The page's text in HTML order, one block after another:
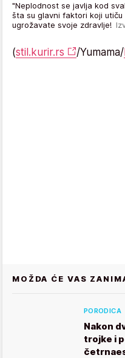
"Neplodnost se javlja kod
šta su glavni faktori koji
ugrožavate svoje zdravlje!
(stil.kurir.rs /Yumama/
MOŽDA ĆE VAS
PORODICA
Nakon
trojke i